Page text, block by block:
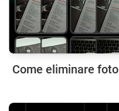
Come eliminare